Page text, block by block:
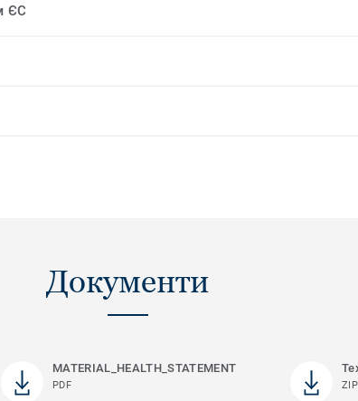
ЄС
Документи
MATERIAL_HEALTH_STATEMENT
PDF ZIP